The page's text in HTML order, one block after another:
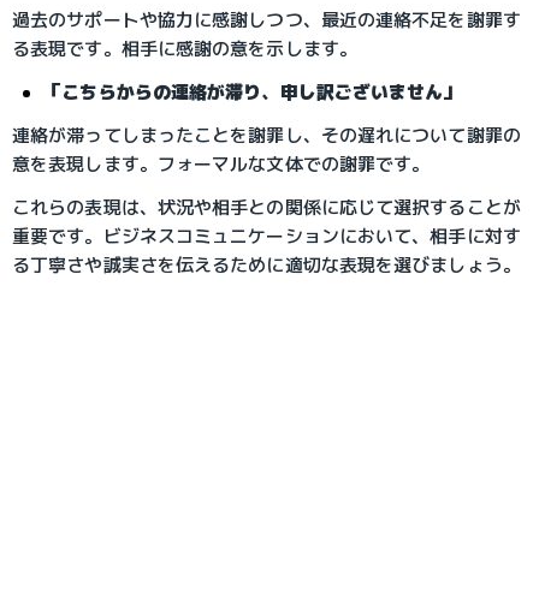
過去のサポートや協力に感謝しつつ、最近の連絡不足を謝罪す
る表現です。相手に感謝の意を示します。
「こちらからの連絡が滞り、申し訳ございません」
連絡が滞ってしまったことを謝罪し、その遅れについて謝罪の
意を表現します。フォーマルな文体での謝罪です。
これらの表現は、状況や相手との関係に応じて選択することが
重要です。ビジネスコミュニケーションにおいて、相手に対す
る丁寧さや誠実さを伝えるために適切な表現を選びましょう。